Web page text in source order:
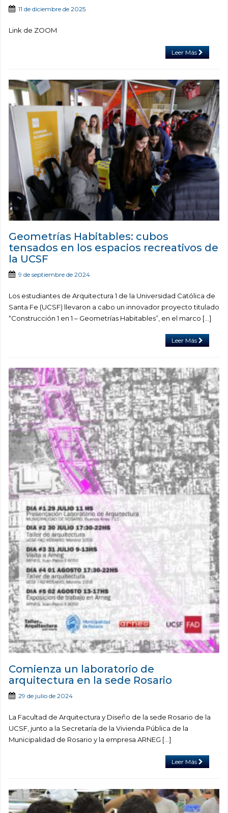
11 de diciembre de 2025
Link de ZOOM
Leer Más
Geometrías Habitables: cubos
tensados en los espacios recreativos de
la UCSF
9 de septiembre de 2024
Los estudiantes de Arquitectura 1 de la Universidad Católica de
Santa Fe (UCSF) llevaron a cabo un innovador proyecto titulado
“Construcción 1 en 1 – Geometrías Habitables”, en el marco […]
Leer Más
Comienza un laboratorio de
arquitectura en la sede Rosario
29 de julio de 2024
La Facultad de Arquitectura y Diseño de la sede Rosario de la
UCSF, junto a la Secretaría de la Vivienda Pública de la
Municipalidad de Rosario y la empresa ARNEG […]
Leer Más